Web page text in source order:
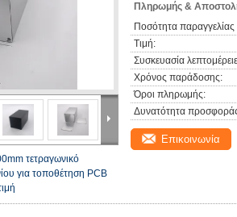
τετραγωνικό
για τοποθέτηση PCB
Πληρωμής &
Ποσότητα
Τιμή:
Συσκευασία
Χρόνος παράδοσης:
Όροι πληρωμής:
Δυνατότητα
Επικοινωνία